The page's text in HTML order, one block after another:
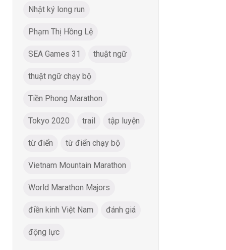
Nhật ký long run
Phạm Thị Hồng Lệ
SEA Games 31 thuật ngữ
thuật ngữ chạy bộ
Tiền Phong Marathon
Tokyo 2020 trail tập luyện
từ điển từ điển chạy bộ
Vietnam Mountain Marathon
World Marathon Majors
điền kinh Việt Nam đánh giá
động lực